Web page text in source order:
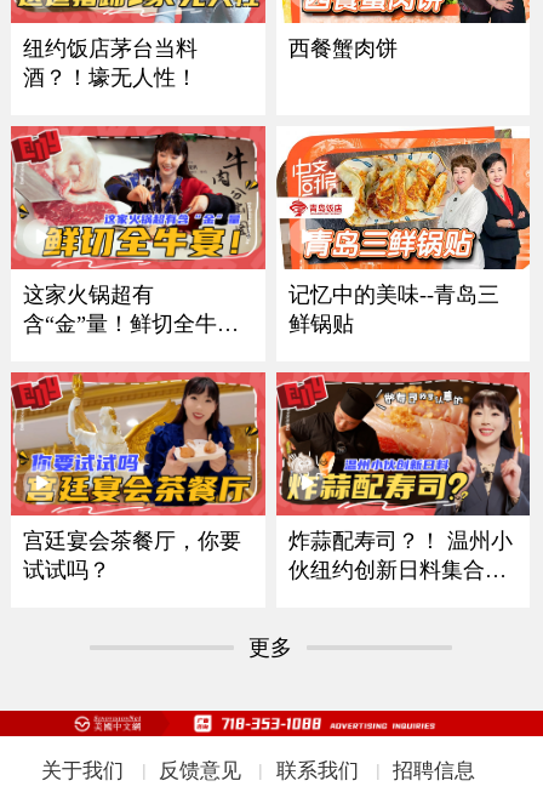
纽约饭店茅台当料
酒？！壕无人性！
西餐蟹肉饼
这家火锅超有
含“金”量！鲜切全牛
记忆中的美味--青岛三
鲜锅贴
宫廷宴会茶餐厅，你要
试试吗？
炸蒜配寿司？！ 温州小
伙纽约创新日料集合多
更多
关于我们 | 反馈意见 | 联系我们 | 招聘信息